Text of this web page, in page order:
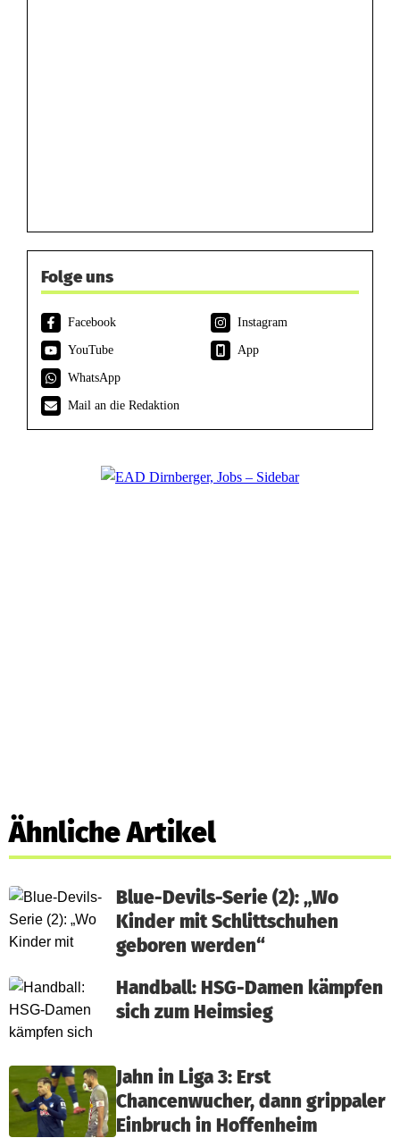
Folge uns
Facebook
Instagram
YouTube
App
WhatsApp
Mail an die Redaktion
Ähnliche Artikel
Blue-Devils-Serie (2): „Wo
Kinder mit Schlittschuhen
geboren werden“
Handball: HSG-Damen kämpfen
sich zum Heimsieg
Jahn in Liga 3: Erst
Chancenwucher, dann grippaler
Einbruch in Hoffenheim